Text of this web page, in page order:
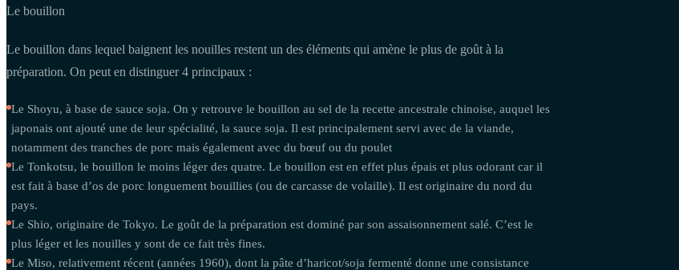
Le bouillon
Le bouillon dans lequel baignent les nouilles restent un des éléments qui amène le plus de goût à la
préparation. On peut en distinguer 4 principaux :
Le Shoyu, à base de sauce soja. On y retrouve le bouillon au sel de la recette ancestrale chinoise, auquel les
japonais ont ajouté une de leur spécialité, la sauce soja. Il est principalement servi avec de la viande,
notamment des tranches de porc mais également avec du bœuf ou du poulet
Le Tonkotsu, le bouillon le moins léger des quatre. Le bouillon est en effet plus épais et plus odorant car il
est fait à base d’os de porc longuement bouillies (ou de carcasse de volaille). Il est originaire du nord du
pays.
Le Shio, originaire de Tokyo. Le goût de la préparation est dominé par son assaisonnement salé. C’est le
plus léger et les nouilles y sont de ce fait très fines.
Le Miso, relativement récent (années 1960), dont la pâte d’haricot/soja fermenté donne une consistance